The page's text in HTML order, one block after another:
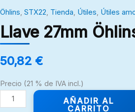
Öhlins, STX22, Tienda, Útiles, Útiles
Llave 27mm
50,82 €
Precio (21 % de IVA incl.)
AÑADIR AL
CARRITO